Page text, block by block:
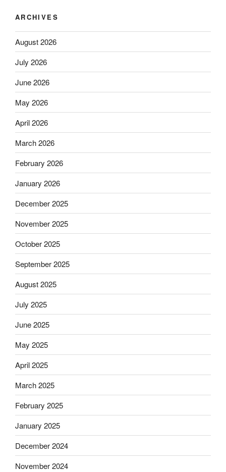
ARCHIVES
August 2026
July 2026
June 2026
May 2026
April 2026
March 2026
February 2026
January 2026
December 2025
November 2025
October 2025
September 2025
August 2025
July 2025
June 2025
May 2025
April 2025
March 2025
February 2025
January 2025
December 2024
November 2024